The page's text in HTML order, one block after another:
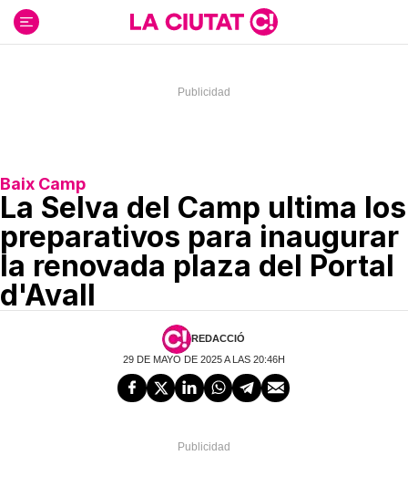
contenido
Baix Camp
La Selva del Camp ultima los
preparativos para inaugurar
la renovada plaza del Portal
d'Avall
REDACCIÓ
29 DE MAYO DE 2025 A LAS 20:46H